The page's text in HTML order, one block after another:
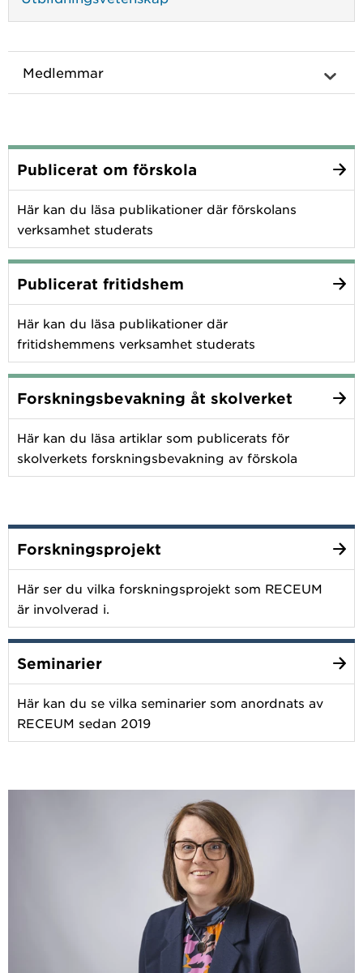
Medlemmar
Publicerat om förskola
Här kan du läsa publikationer där förskolans
verksamhet studerats
Publicerat fritidshem
Här kan du läsa publikationer där
fritidshemmens verksamhet studerats
Forskningsbevakning åt skolverket
Här kan du läsa artiklar som publicerats för
skolverkets forskningsbevakning av förskola
Forskningsprojekt
Här ser du vilka forskningsprojekt som RECEUM
är involverad i.
Seminarier
Här kan du se vilka seminarier som anordnats av
RECEUM sedan 2019